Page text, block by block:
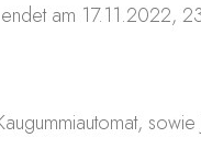
am 17.11.2022,